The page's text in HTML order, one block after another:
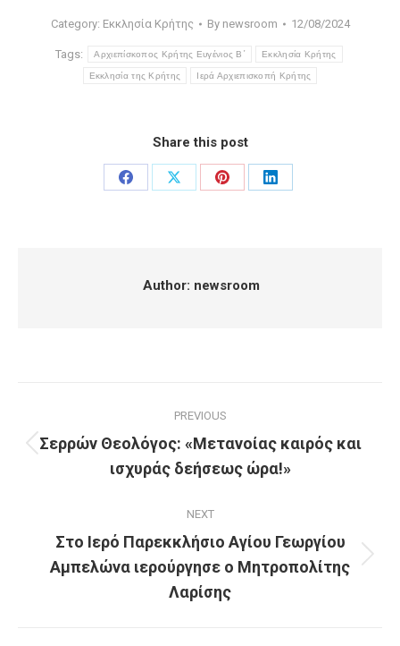
Category: Εκκλησία Κρήτης By newsroom 12/08/2024
Tags: Αρχιεπίσκοπος Κρήτης Ευγένιος Β΄ Εκκλησία Κρήτης
Εκκλησία της Κρήτης Ιερά Αρχιεπισκοπή Κρήτης
Share this post
Share
Share
Share
Share
Author: newsroom
navigation
PREVIOUS
Previous
post:
Σερρών Θεολόγος: «Μετανοίας καιρός και
ισχυράς δεήσεως ώρα!»
NEXT
Next
post:
Στο Ιερό Παρεκκλήσιο Αγίου Γεωργίου
Αμπελώνα ιερούργησε ο Μητροπολίτης
Λαρίσης